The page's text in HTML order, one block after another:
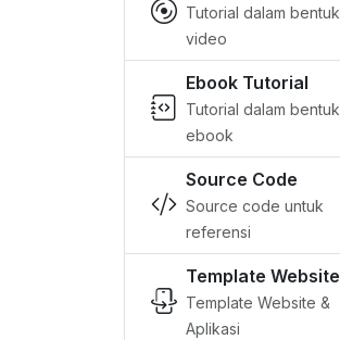
Tutorial dalam bentuk
video
Ebook Tutorial
Tutorial dalam bentuk
ebook
Source Code
Source code untuk
referensi
Template Website
Template Website &
Aplikasi